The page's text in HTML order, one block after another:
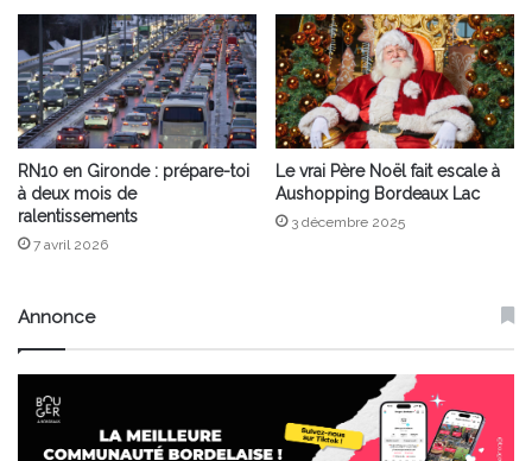
RN10 en Gironde : prépare-toi
à deux mois de
ralentissements
7 avril 2026
Le vrai Père Noël fait escale à
Aushopping Bordeaux Lac
3 décembre 2025
Annonce